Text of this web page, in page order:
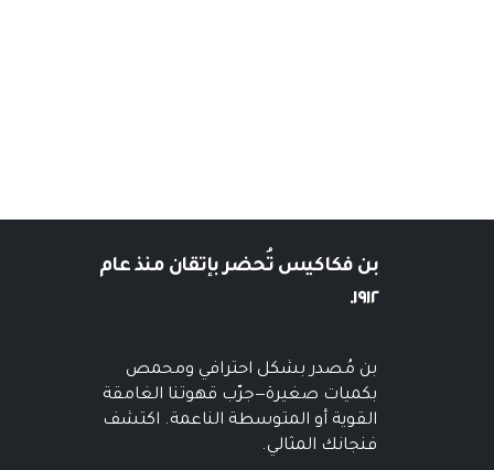
بن فكاكيستُحضر بإتقان منذ عام
١٩١٢.
بن مُصدر بشكل احترافي ومحمص
بكميات صغيرة—جرّب قهوتنا الغامقة
القوية أو المتوسطة الناعمة. اكتشف
فنجانك المثالي.